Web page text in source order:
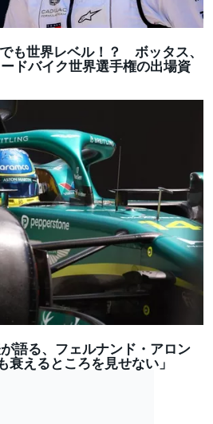
も世界レベル！？ ボッタス、
ドバイク世界選手権の出場資
語る、フェルナンド・アロン
えるところを見せない」